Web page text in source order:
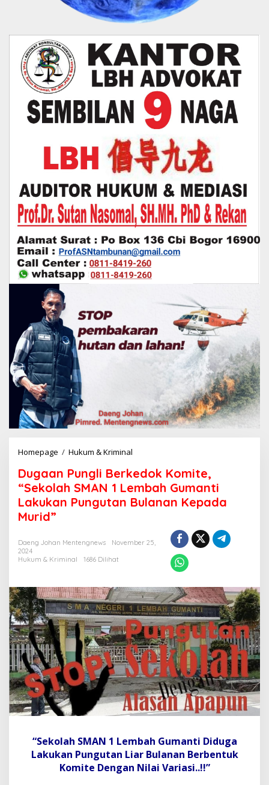
Homepage / Hukum & Kriminal
g
a
a
n
n
e
r
k
e
d
o
k
K
o
m
i
t
"
S
e
Dugaan Pungli Berkedok Komite,
“Sekolah SMAN 1 Lembah Gumanti
Lakukan Pungutan Bulanan Kepada
Murid”
Daeng Johan Mentengnews
November 25,
2024
Hukum & Kriminal
1686 Dilihat
“Sekolah SMAN 1 Lembah Gumanti Diduga
Lakukan Pungutan Liar Bulanan Berbentuk
Komite Dengan Nilai Variasi..!!”